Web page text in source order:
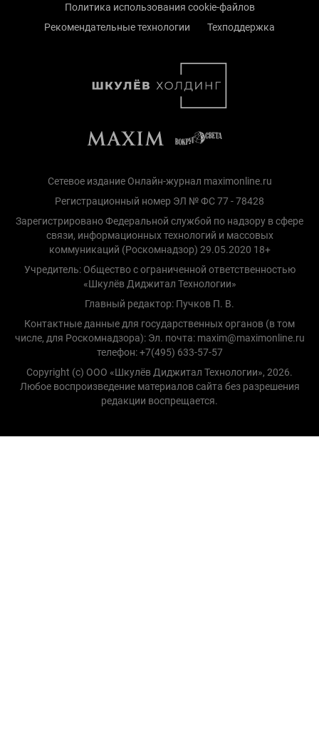
Политика использования cookie-файлов
Рекомендательные технологии
Техподдержка
Сетевое издание Онлайн-журнал maximonline.ru
Регистрационный номер ЭЛ № ФС 77 - 78428
Зарегистрировано Федеральной службой по надзору в сфере
связи, информационных технологий и массовых
коммуникаций (Роскомнадзор) 29.05.2020 18+
Учредитель: Общество с ограниченной ответственностью
«Шкулёв Диджитал Технологии»
Главный редактор: Пучков П. В.
Контактные данные для государственных органов (в том
числе, для Роскомнадзора): Эл. почта: maxim@maximonline.ru
телефон: +7(495) 633-57-57
Copyright (с) ООО «Шкулёв Диджитал Технологии», 2026.
Любое воспроизведение материалов сайта без разрешения
редакции воспрещается.